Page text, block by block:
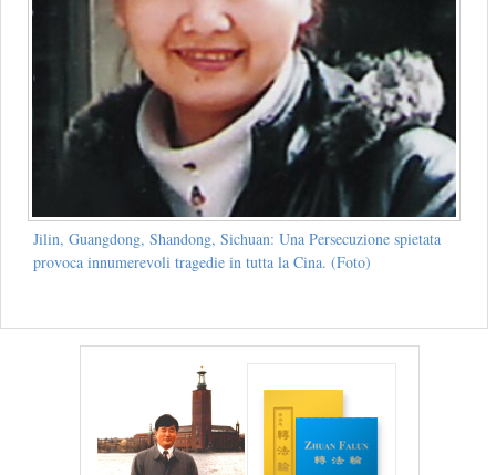
Jilin, Guangdong, Shandong, Sichuan: Una Persecuzione spietata
provoca innumerevoli tragedie in tutta la Cina. (Foto)